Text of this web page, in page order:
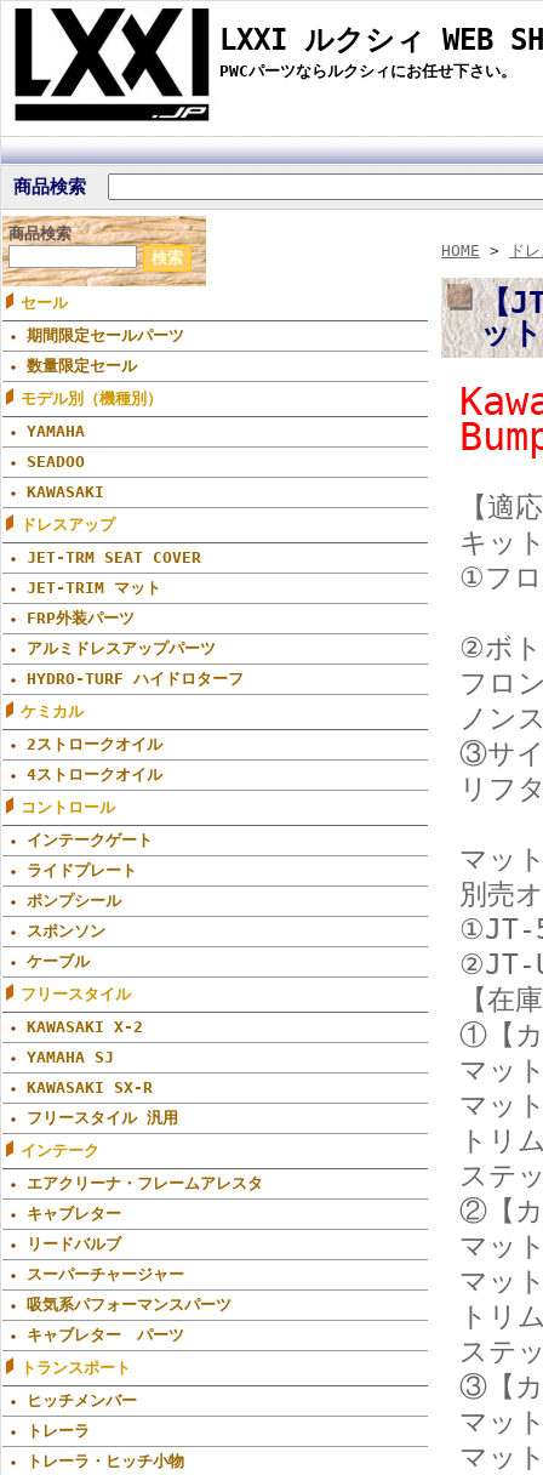
LXXI ルクシィ WEB
PWCパーツならルクシィにお任せ下さい。
商品検索
商品検索
セール
期間限定セールパーツ
数量限定セール
モデル別（機種別）
YAMAHA
SEADOO
KAWASAKI
ドレスアップ
JET-TRM SEAT COVER
JET-TRIM マット
FRP外装パーツ
アルミドレスアップパーツ
HYDRO-TURF ハイドロターフ
ケミカル
2ストロークオイル
4ストロークオイル
コントロール
インテークゲート
ライドプレート
ポンプシール
スポンソン
ケーブル
フリースタイル
KAWASAKI X-2
YAMAHA SJ
KAWASAKI SX-R
フリースタイル 汎用
インテーク
エアクリーナ・フレームアレスタ
キャブレター
リードバルブ
スーパーチャージャー
吸気系パフォーマンスパーツ
キャブレター パーツ
トランスポート
ヒッチメンバー
トレーラ
トレーラ・ヒッチ小物
HOME > ド
【
ッ
【適
キッ
①フロ
②ボト
フロ
ノン
③サ
リフ
マッ
別売
①JT-
②JT-
【在
①【カ
マッ
マッ
トリ
ステ
②【カ
マッ
マッ
トリ
ステ
③【カ
マッ
マッ